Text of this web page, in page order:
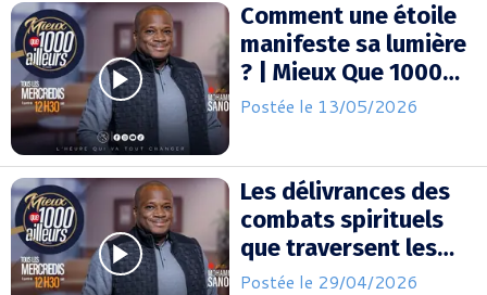
Comment une étoile
manifeste sa lumière
? | Mieux Que 1000
Ailleurs
Postée le 13/05/2026
Les délivrances des
combats spirituels
que traversent les
consacrés
Postée le 29/04/2026